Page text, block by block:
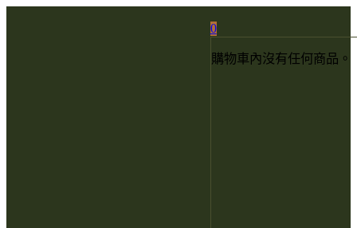
0
購物車內沒有任何商品。